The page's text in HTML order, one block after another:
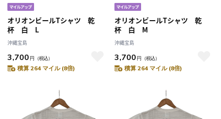
オリオンビールTシャツ 乾
杯 白 L
沖縄宝島
3,700 円 （税込）
積算 264 マイル (8倍)
オリオンビールTシャツ 乾
杯 白 M
沖縄宝島
3,700 円 （税込）
積算 264 マイル (8倍)